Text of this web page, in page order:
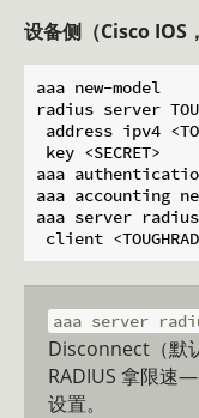
设备侧（Cisco IOS
aaa new-model
radius server
address ipv4
key <SECRET>
aaa
aaa accounting
aaa server
aaa server
Disconnect（默
RADIUS 拿限速
设置。